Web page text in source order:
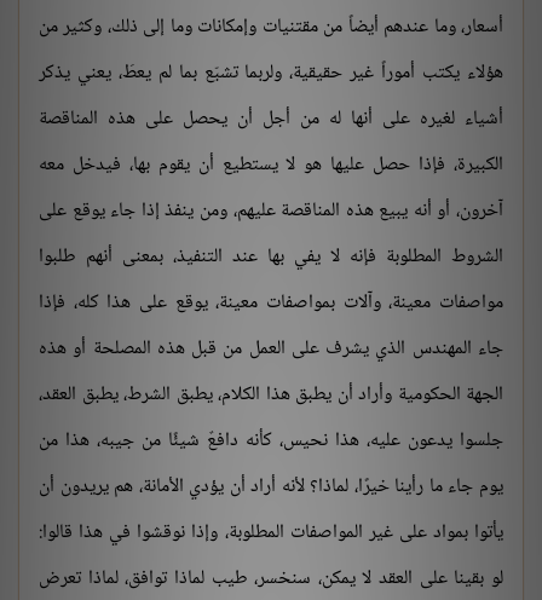
أسعار، وما عندهم أيضاً من مقتنيات وإمكانات وما إلى ذلك، وكثير من
هؤلاء يكتب أموراً غير حقيقية، ولربما تشبّع بما لم يعطَ، يعني يذكر
أشياء لغيره على أنها له من أجل أن يحصل على هذه المناقصة
الكبيرة، فإذا حصل عليها هو لا يستطيع أن يقوم بها، فيدخل معه
آخرون، أو أنه يبيع هذه المناقصة عليهم، ومن ينفذ إذا جاء يوقع على
الشروط المطلوبة فإنه لا يفي بها عند التنفيذ، بمعنى أنهم طلبوا
مواصفات معينة، وآلات بمواصفات معينة، يوقع على هذا كله، فإذا
جاء المهندس الذي يشرف على العمل من قبل هذه المصلحة أو هذه
الجهة الحكومية وأراد أن يطبق هذا الكلام، يطبق الشرط، يطبق العقد،
جلسوا يدعون عليه، هذا نحيس، كأنه دافعٌ شيئًا من جيبه، هذا من
يوم جاء ما رأينا خيرًا، لماذا؟ لأنه أراد أن يؤدي الأمانة، هم يريدون أن
يأتوا بمواد على غير المواصفات المطلوبة، وإذا نوقشوا في هذا قالوا:
لو بقينا على العقد لا يمكن، سنخسر، طيب لماذا توافق، لماذا تعرض